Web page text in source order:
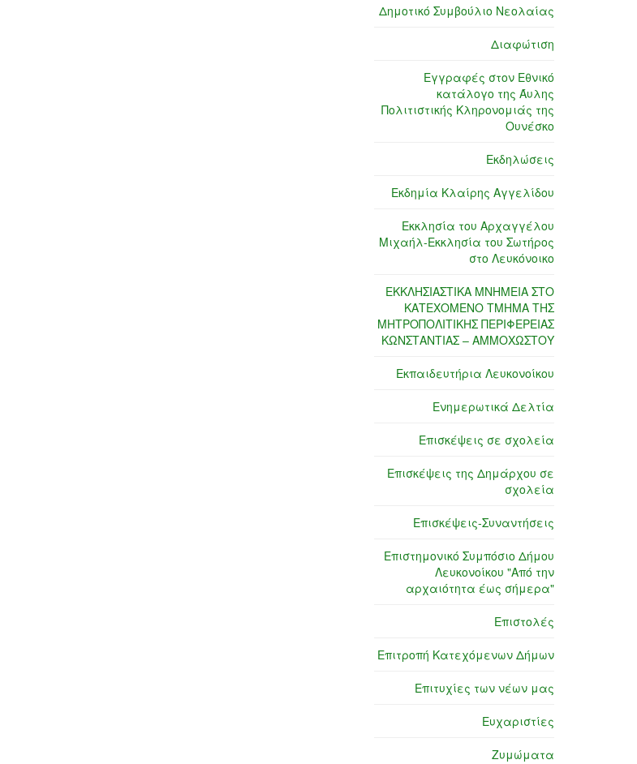
Δημοτικό Συμβούλιο Νεολαίας
Διαφώτιση
Εγγραφές στον Εθνικό
κατάλογο της Άυλης
Πολιτιστικής Κληρονομιάς της
Ουνέσκο
Εκδηλώσεις
Εκδημία Κλαίρης Αγγελίδου
Εκκλησία του Αρχαγγέλου
Μιχαήλ-Εκκλησία του Σωτήρος
στο Λευκόνοικο
ΕΚΚΛΗΣΙΑΣΤΙΚΑ ΜΝΗΜΕΙΑ ΣΤΟ
ΚΑΤΕΧΟΜΕΝΟ ΤΜΗΜΑ ΤΗΣ
ΜΗΤΡΟΠΟΛΙΤΙΚΗΣ ΠΕΡΙΦΕΡΕΙΑΣ
ΚΩΝΣΤΑΝΤΙΑΣ – ΑΜΜΟΧΩΣΤΟΥ
Εκπαιδευτήρια Λευκονοίκου
Ενημερωτικά Δελτία
Επισκέψεις σε σχολεία
Επισκέψεις της Δημάρχου σε
σχολεία
Επισκέψεις-Συναντήσεις
Επιστημονικό Συμπόσιο Δήμου
Λευκονοίκου "Από την
αρχαιότητα έως σήμερα"
Επιστολές
Επιτροπή Κατεχόμενων Δήμων
Επιτυχίες των νέων μας
Ευχαριστίες
Ζυμώματα